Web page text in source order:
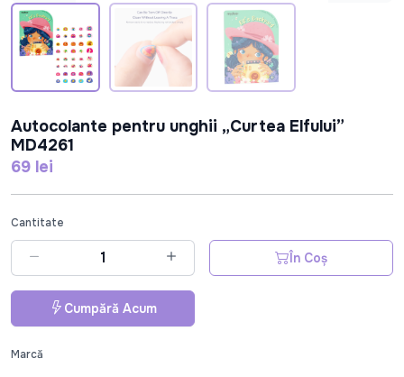
Autocolante pentru unghii „Curtea Elfului”
MD4261
69 lei
Cantitate
În Coș
Cumpără Acum
Marcă